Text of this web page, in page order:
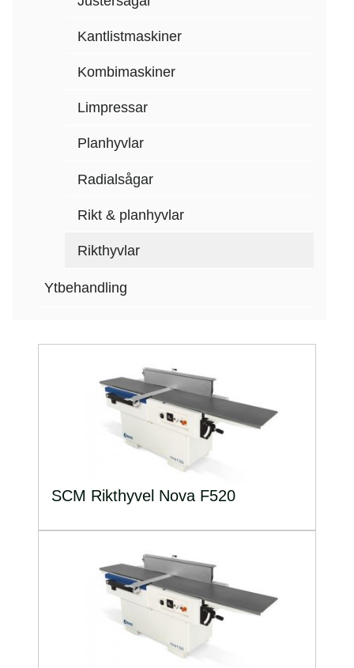
Kantlistmaskiner
Kombimaskiner
Limpressar
Planhyvlar
Radialsågar
Rikt & planhyvlar
Rikthyvlar
Ytbehandling
SCM Rikthyvel Nova F520